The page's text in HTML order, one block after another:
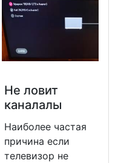
Не ловит
каналалы
Наиболее частая
причина если
телевизор не